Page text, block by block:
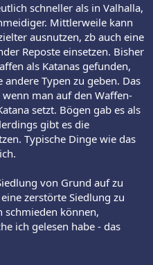
schneller als in Valhalla,
Mittlerweile kann
ausnutzen, zb auch eine
Reposte einsetzen. Bisher
als Katanas gefunden,
Typen zu geben. Das
man auf den Waffen-
setzt. Bögen gab es als
gibt es die
Typische Dinge wie das
von Grund auf zu
zerstörte Siedlung zu
schmieden können,
ich gelesen habe - das